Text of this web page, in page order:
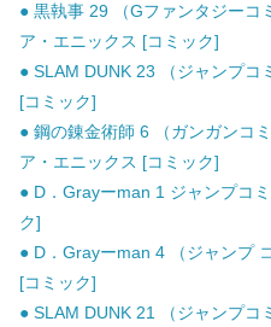
● 黒執事 29 （Gファンタジーコ
ア・エニックス [コミック]
● SLAM DUNK 23 （ジャンプコ
[コミック]
● 鋼の錬金術師 6 （ガンガンコ
ア・エニックス [コミック]
● D．Grayーman 1 ジャンプコ
ク]
● D．Grayーman 4 （ジャンプ
[コミック]
● SLAM DUNK 21 （ジャンプコ